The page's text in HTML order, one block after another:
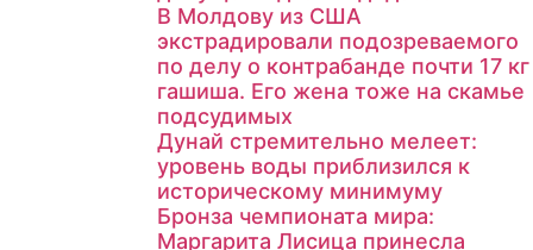
В Молдову из США
экстрадировали подозреваемого
по делу о контрабанде почти 17 кг
гашиша. Его жена тоже на скамье
подсудимых
Дунай стремительно мелеет:
уровень воды приблизился к
историческому минимуму
Бронза чемпионата мира:
Маргарита Лисица принесла